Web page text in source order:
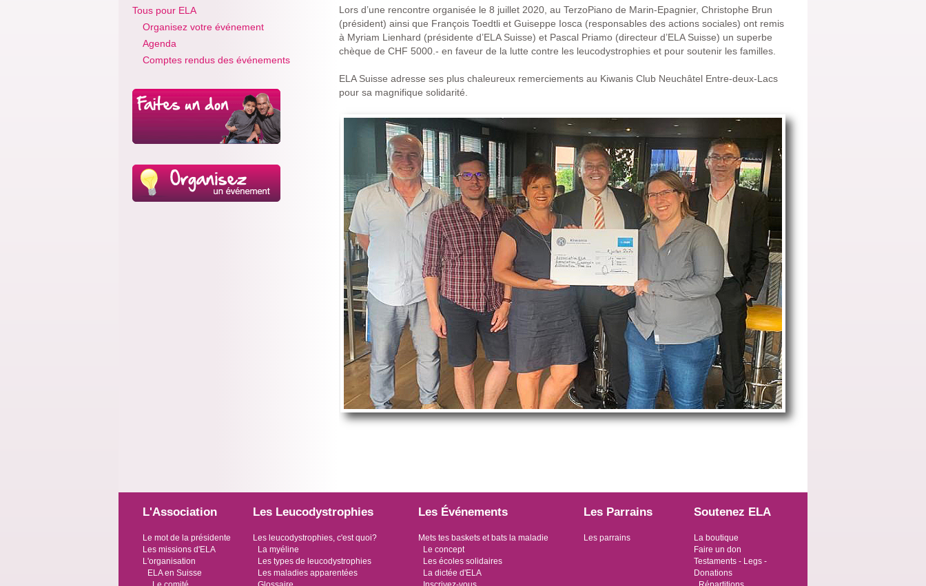
Tous pour ELA
Organisez votre événement
Agenda
Comptes rendus des événements
Lors d’une rencontre organisée le 8 juillet 2020, au TerzoPiano de Marin-Epagnier, Christophe Brun
(président) ainsi que François Toedtli et Guiseppe Iosca (responsables des actions sociales) ont remis
à Myriam Lienhard (présidente d’ELA Suisse) et Pascal Priamo (directeur d’ELA Suisse) un superbe
chèque de CHF 5000.- en faveur de la lutte contre les leucodystrophies et pour soutenir les familles.
ELA Suisse adresse ses plus chaleureux remerciements au Kiwanis Club Neuchâtel Entre-deux-Lacs
pour sa magnifique solidarité.
L'Association
Le mot de la présidente
Les missions d'ELA
L'organisation
ELA en Suisse
Les Leucodystrophies
Les leucodystrophies, c'est quoi?
La myéline
Les types de leucodystrophies
Les maladies apparentées
Les Événements
Mets tes baskets et bats la maladie
Le concept
Les écoles solidaires
La dictée d'ELA
Les Parrains
Les parrains
Soutenez ELA
La boutique
Faire un don
Testaments - Legs -
Donations